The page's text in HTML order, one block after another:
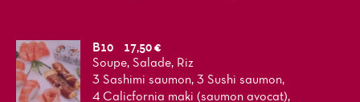
B10
17,50 €
Soupe, Salade, Riz
3 Sashimi saumon, 3 Sushi saumon,
4 Calicfornia maki (saumon avocat),